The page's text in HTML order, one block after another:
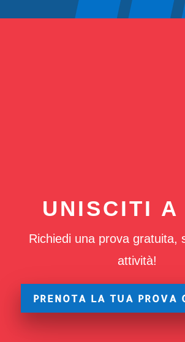
UNISCITI A
Richiedi una prova gratuita,
attività!
PRENOTA LA TUA PROVA